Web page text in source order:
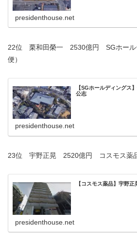
presidenthouse.net
22位 栗和田榮一 2530億円 SGホール
便）
【SGホールディングス
公志
presidenthouse.net
23位 宇野正晃 2520億円 コスモス薬
【コスモス薬品】宇野
presidenthouse.net